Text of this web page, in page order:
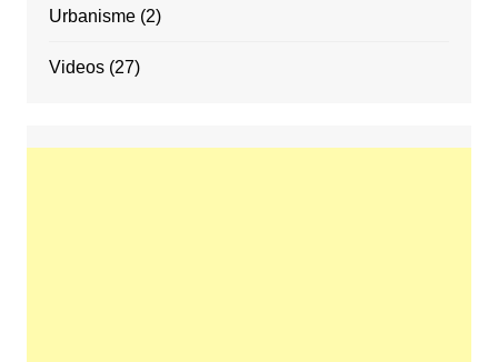
Urbanisme(2)
Videos(27)